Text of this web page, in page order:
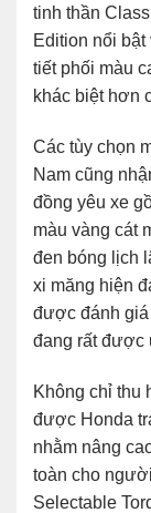
tinh thần
Edition nổi
tiết phối màu
khác biệt hơn
Các tùy chọn
Nam cũng
đồng yêu xe
màu vàng cát
đen bóng lịch
xi măng hiện
được đánh
đang rất được
Không chỉ thu
được Honda
nhằm nâng
toàn cho
Selectable